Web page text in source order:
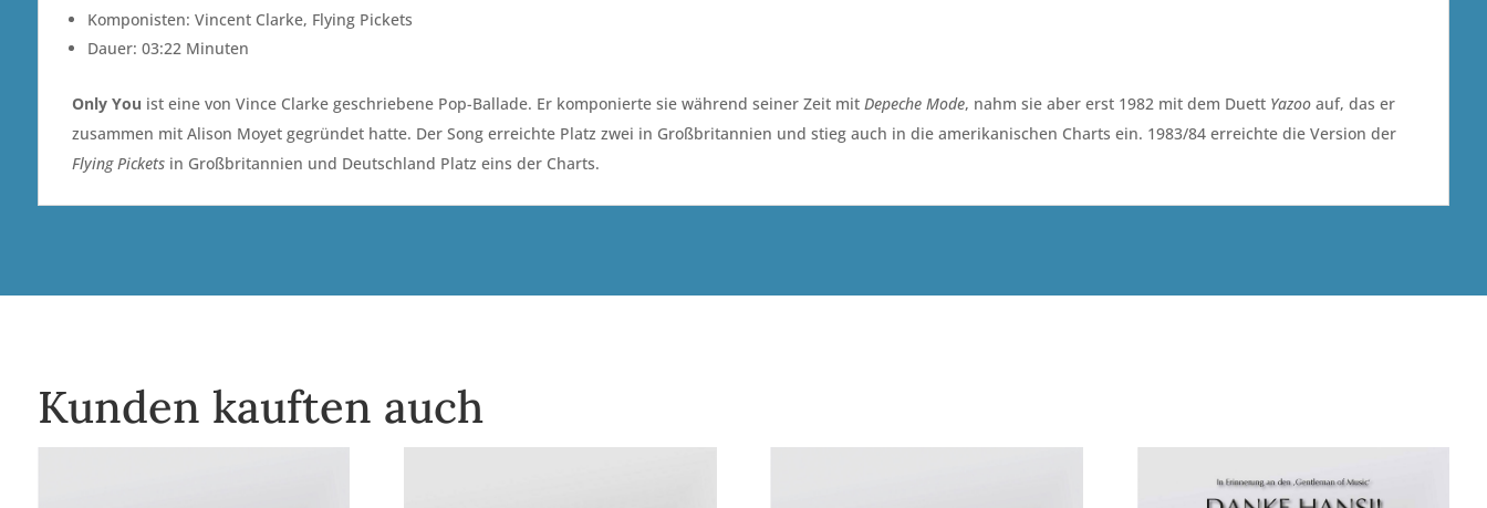
Komponisten: Vincent Clarke, Flying Pickets
Dauer: 03:22 Minuten
Only You ist eine von Vince Clarke geschriebene Pop-Ballade. Er komponierte sie während seiner Zeit mit Depeche Mode, nahm sie aber erst 1982 mit dem Duett Yazooauf, das er
zusammen mit Alison Moyet gegründet hatte. Der Song erreichte Platz zwei in Großbritannien und stieg auch in die amerikanischen Charts ein. 1983/84 erreichte die Version der
Flying Picketsin Großbritannien und Deutschland Platz eins der Charts.
Kunden kauften auch